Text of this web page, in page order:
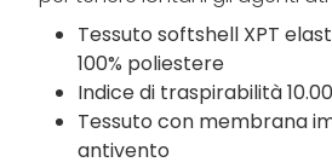
Tessuto softshell XPT
100% poliestere
Indice di traspirabilità
Tessuto con membrana
antivento